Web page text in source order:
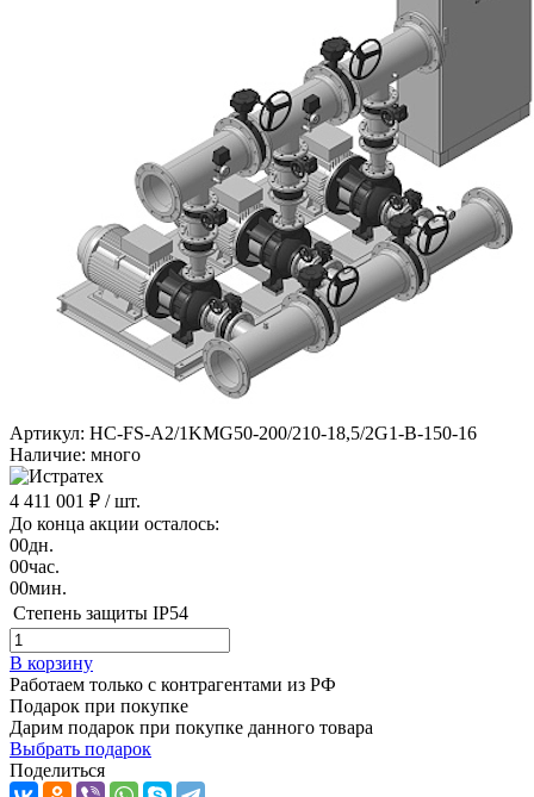
Артикул: HC-FS-A2/1KMG50-200/210-18,5/2G1-B-150-16
Наличие: много
4 411 001 ₽ / шт.
До конца акции осталось:
00дн.
00час.
00мин.
Степень защиты IP54
В корзину
Работаем только с контрагентами из РФ
Подарок при покупке
Дарим подарок при покупке данного товара
Выбрать подарок
Поделиться